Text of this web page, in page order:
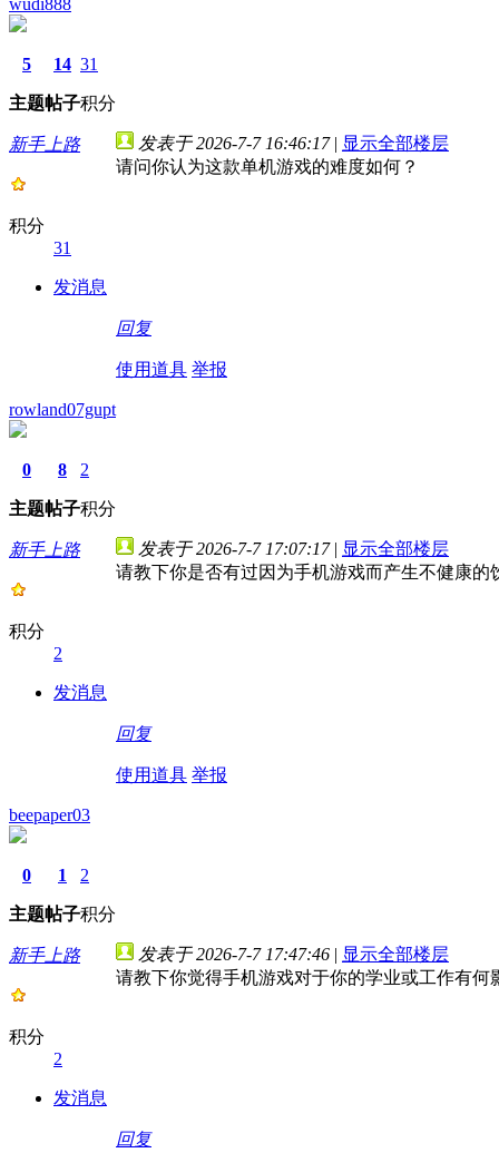
wudi888
5
主题
14
帖子
31
积分
新手上路
积分
31
发消息
发表于 2026-7-7 16:46:17 | 显示全部楼层
请问你认为这款单机游戏的难度如何？
回复
使用道具 举报
rowland07gupt
0
主题
8
帖子
2
积分
新手上路
积分
2
发消息
发表于 2026-7-7 17:07:17 | 显示全部楼层
请教下你是否有过因为手机游戏而产生不健康的
回复
使用道具 举报
beepaper03
0
主题
1
帖子
2
积分
新手上路
积分
2
发消息
发表于 2026-7-7 17:47:46 | 显示全部楼层
请教下你觉得手机游戏对于你的学业或工作有何
回复